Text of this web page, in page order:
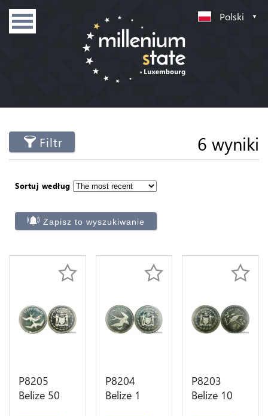
Polski
Filtr 6 wyniki
Sortuj według
Zapisz to wyszukiwanie
P8205
Belize 50
P8204
Belize 1
P8203
Belize 10